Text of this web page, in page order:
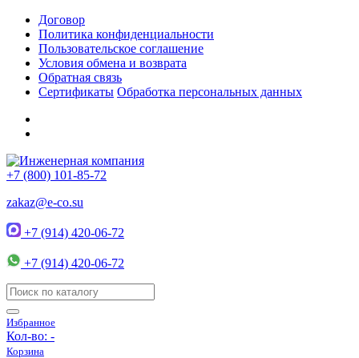
Договор
Политика конфиденциальности
Пользовательское соглашение
Условия обмена и возврата
Обратная связь
Сертификаты Обработка персональных данных
+7 (800) 101-85-72
zakaz@e-co.su
+7 (914) 420-06-72
+7 (914) 420-06-72
Избранное
Кол-во: -
Корзина